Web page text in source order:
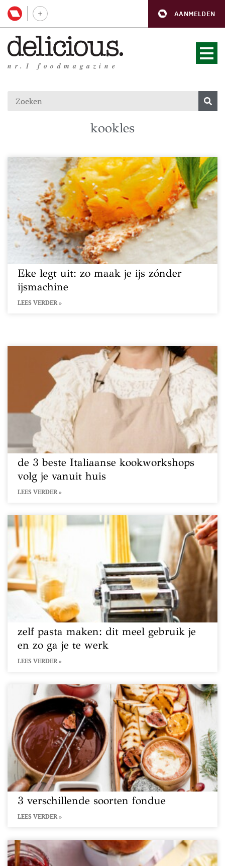
AANMELDEN
nr.1 foodmagazine
kookles
Eke legt uit: zo maak je ijs zónder
ijsmachine
LEES VERDER »
de 3 beste Italiaanse kookworkshops
volg je vanuit huis
LEES VERDER »
zelf pasta maken: dit meel gebruik je
en zo ga je te werk
LEES VERDER »
3 verschillende soorten fondue
LEES VERDER »